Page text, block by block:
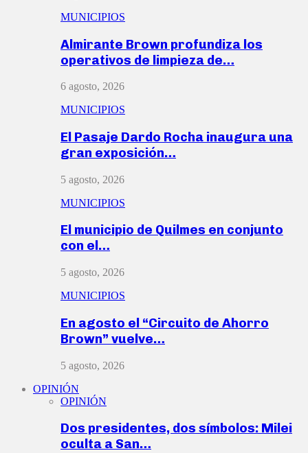
MUNICIPIOS
Almirante Brown profundiza los
operativos de limpieza de…
6 agosto, 2026
MUNICIPIOS
El Pasaje Dardo Rocha inaugura una
gran exposición…
5 agosto, 2026
MUNICIPIOS
El municipio de Quilmes en conjunto
con el…
5 agosto, 2026
MUNICIPIOS
En agosto el “Circuito de Ahorro
Brown” vuelve…
5 agosto, 2026
OPINIÓN
OPINIÓN
Dos presidentes, dos símbolos: Milei
oculta a San…